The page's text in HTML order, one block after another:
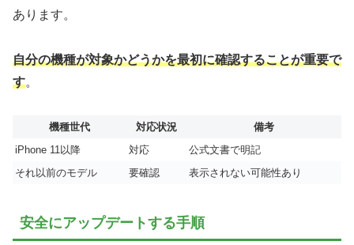
あります。
自分の機種が対象かどうかを最初に確認することが重要で
す。
機種世代 対応状況
備考
iPhone 11以降
対応
公式文書で明記
それ以前のモデル
要確認 表示されない可能性あり
安全にアップデートする手順